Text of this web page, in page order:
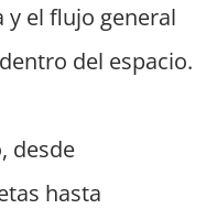
el flujo general
del espacio.
desde
hasta